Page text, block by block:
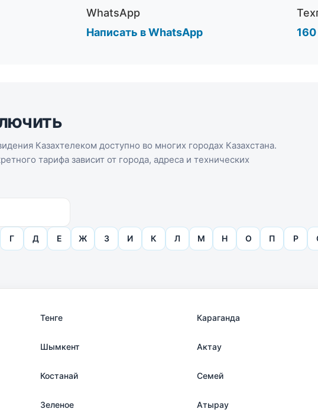
WhatsApp
Написать в WhatsApp
160
Казахтелеком доступно во многих городах Казахстана.
тарифа зависит от города, адреса и технических
Г Д Е Ж З И К Л М Н О П Р
Тенге Караганда
Шымкент Актау
Костанай Семей
Зеленое Атырау